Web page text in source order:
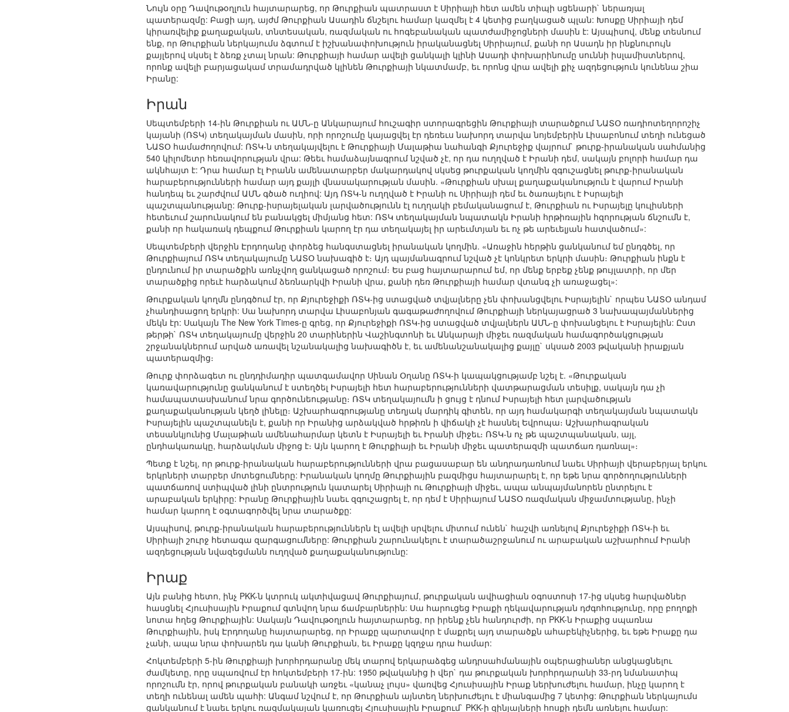
Նույն օրը Դավութօղլուն հայտարարեց, որ Թուրքիան պատրաստ է Սիրիայի հետ ամեն տիպի սցենարի` ներառյալ
պատերազմը: Բացի այդ, այժմ Թուրքիան Ասադին ճնշելու համար կազմել է 4 կետից բաղկացած պլան: Խոսքը Սիրիայի դեմ
կիրառվելիք քաղաքական, տնտեսական, ռազմական ու հոգեբանական պատժամիջոցների մասին է: Այսպիսով, մենք տեսնում
ենք, որ Թուրքիան ներկայումս ձգտում է իշխանափոխություն իրականացնել Սիրիայում, քանի որ Ասադն իր ինքնուրույն
քայլերով սկսել է ձեռք չտալ նրան: Թուրքիայի համար ավելի ցանկալի կլինի Ասադի փոխարինումը սուննի իսլամիստներով,
որոնք ավելի բարյացակամ տրամադրված կլինեն Թուրքիայի նկատմամբ, եւ որոնց վրա ավելի քիչ ազդեցություն կունենա շիա
Իրանը:
Իրան
Սեպտեմբերի 14-ին Թուրքիան ու ԱՄՆ-ը Անկարայում հուշագիր ստորագրեցին Թուրքիայի տարածքում ՆԱՏՕ ռադիոտեղորոշիչ
կայանի (ՌՏԿ) տեղակայման մասին, որի որոշումը կայացվել էր դեռեւս նախորդ տարվա նոյեմբերին Լիսաբոնում տեղի ունեցած
ՆԱՏՕ համաժողովում: ՌՏԿ-ն տեղակայվելու է Թուրքիայի Մալաթիա նահանգի Քյուրեջիք վայրում` թուրք-իրանական սահմանից
540 կիլոմետր հեռավորության վրա: Թեեւ համաձայնագրում նշված չէ, որ դա ուղղված է Իրանի դեմ, սակայն բոլորի համար դա
ակնհայտ է: Դրա համար էլ Իրանն ամենատարբեր մակարդակով սկսեց թուրքական կողմին զգուշացնել թուրք-իրանական
հարաբերությունների համար այդ քայլի վնասակարության մասին. «Թուրքիան սխալ քաղաքականություն է վարում Իրանի
հանդեպ եւ շարժվում ԱՄՆ գծած ուղիով: Այդ ՌՏԿ-ն ուղղված է Իրանի ու Սիրիայի դեմ եւ ծառայելու է Իսրայելի
պաշտպանությանը: Թուրք-իսրայելական լարվածությունն էլ ուղղակի բեմականացում է, Թուրքիան ու Իսրայելը կուլիսների
հետեւում շարունակում են բանակցել միմյանց հետ: ՌՏԿ տեղակայման նպատակն Իրանի հրթիռային հզորության ճնշումն է,
քանի որ հակառակ դեպքում Թուրքիան կարող էր դա տեղակայել իր արեւմտյան եւ ոչ թե արեւելյան հատվածում»:
Սեպտեմբերի վերջին Էրդողանը փորձեց հանգստացնել իրանական կողմին. «Առաջին հերթին ցանկանում եմ ընդգծել, որ
Թուրքիայում ՌՏԿ տեղակայումը ՆԱՏՕ նախագիծ է։ Այդ պայմանագրում նշված չէ կոնկրետ երկրի մասին։ Թուրքիան ինքն է
ընդունում իր տարածքին առնչվող ցանկացած որոշում։ Ես բաց հայտարարում եմ, որ մենք երբեք չենք թույլատրի, որ մեր
տարածքից որեւէ հարձակում ձեռնարկվի Իրանի վրա, քանի դեռ Թուրքիայի համար վտանգ չի առաջացել»:
Թուրքական կողմն ընդգծում էր, որ Քյուրեջիքի ՌՏԿ-ից ստացված տվյալները չեն փոխանցվելու Իսրայելին` որպես ՆԱՏՕ անդամ
չհանդիսացող երկրի: Սա նախորդ տարվա Լիսաբոնյան գագաթաժողովում Թուրքիայի ներկայացրած 3 նախապայմաններից
մեկն էր: Սակայն The New York Times-ը գրեց, որ Քյուրեջիքի ՌՏԿ-ից ստացված տվյալներն ԱՄՆ-ը փոխանցելու է Իսրայելին: Ըստ
թերթի` ՌՏԿ տեղակայումը վերջին 20 տարիներին Վաշինգտոնի եւ Անկարայի միջեւ ռազմական համագործակցության
շրջանակներում արված առավել նշանակալից նախագիծն է, եւ ամենանշանակալից քայլը` սկսած 2003 թվականի իրաքյան
պատերազմից։
Թուրք փորձագետ ու ընդդիմադիր պատգամավոր Սինան Օղանը ՌՏԿ-ի կապակցությամբ նշել է. «Թուրքական
կառավարությունը ցանկանում է ստեղծել Իսրայելի հետ հարաբերությունների վատթարացման տեսիլք, սակայն դա չի
համապատասխանում նրա գործունեությանը։ ՌՏԿ տեղակայումն ի ցույց է դնում Իսրայելի հետ լարվածության
քաղաքականության կեղծ լինելը։ Աշխարհագրությանը տեղյակ մարդիկ գիտեն, որ այդ համակարգի տեղակայման նպատակն
Իսրայելին պաշտպանելն է, քանի որ Իրանից արձակված հրթիռն ի վիճակի չէ հասնել Եվրոպա։ Աշխարհագրական
տեսանկյունից Մալաթիան ամենահարմար կետն է Իսրայելի եւ Իրանի միջեւ։ ՌՏԿ-ն ոչ թե պաշտպանական, այլ,
ընդհակառակը, հարձակման միջոց է։ Այն կարող է Թուրքիայի եւ Իրանի միջեւ պատերազմի պատճառ դառնալ»։
Պետք է նշել, որ թուրք-իրանական հարաբերությունների վրա բացասաբար են անդրադառնում նաեւ Սիրիայի վերաբերյալ երկու
երկրների տարբեր մոտեցումները: Իրանական կողմը Թուրքիային բազմիցս հայտարարել է, որ եթե նրա գործողությունների
պատճառով ստիպված լինի ընտրություն կատարել Սիրիայի ու Թուրքիայի միջեւ, ապա անպայմանորեն ընտրելու է
արաբական երկիրը: Իրանը Թուրքիային նաեւ զգուշացրել է, որ դեմ է Սիրիայում ՆԱՏՕ ռազմական միջամտությանը, ինչի
համար կարող է օգտագործվել նրա տարածքը:
Այսպիսով, թուրք-իրանական հարաբերություններն էլ ավելի սրվելու միտում ունեն` հաշվի առնելով Քյուրեջիքի ՌՏԿ-ի եւ
Սիրիայի շուրջ հետագա զարգացումները: Թուրքիան շարունակելու է տարածաշրջանում ու արաբական աշխարհում Իրանի
ազդեցության նվազեցմանն ուղղված քաղաքականությունը:
Իրաք
Այն բանից հետո, ինչ PKK-ն կտրուկ ակտիվացավ Թուրքիայում, թուրքական ավիացիան օգոստոսի 17-ից սկսեց հարվածներ
հասցնել Հյուսիսային Իրաքում գտնվող նրա ճամբարներին: Սա հարուցեց Իրաքի ղեկավարության դժգոհությունը, որը բողոքի
նոտա հղեց Թուրքիային: Սակայն Դավութօղլուն հայտարարեց, որ իրենք չեն հանդուրժի, որ PKK-ն Իրաքից սպառնա
Թուրքիային, իսկ Էրդողանը հայտարարեց, որ Իրաքը պարտավոր է մաքրել այդ տարածքն ահաբեկիչներից, եւ եթե Իրաքը դա
չանի, ապա նրա փոխարեն դա կանի Թուրքիան, եւ Իրաքը կզղջա դրա համար:
Հոկտեմբերի 5-ին Թուրքիայի խորհրդարանը մեկ տարով երկարաձգեց անդրսահմանային օպերացիաներ անցկացնելու
ժամկետը, որը սպառվում էր հոկտեմբերի 17-ին: 1950 թվականից ի վեր` դա թուրքական խորհրդարանի 33-րդ նմանատիպ
որոշումն էր, որով թուրքական բանակի առջեւ «կանաչ լույս» վառվեց Հյուսիսային Իրաք ներխուժելու համար, ինչը կարող է
տեղի ունենալ ամեն պահի: Անգամ նշվում է, որ Թուրքիան այնտեղ ներխուժելու է միանգամից 7 կետից: Թուրքիան ներկայումս
ցանկանում է նաեւ երկու ռազմակայան կառուցել Հյուսիսային Իրաքում` PKK-ի զինյալների հոսքի դեմն առնելու համար: